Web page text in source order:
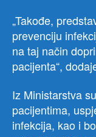
„Takođe,
prevenciju
na taj način
pacijenta“,
Iz Ministarstva
pacijentima,
infekcija, kao i